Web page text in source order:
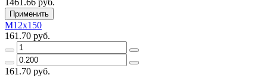
Применить
М12х150
161.70 руб.
161.70 руб.